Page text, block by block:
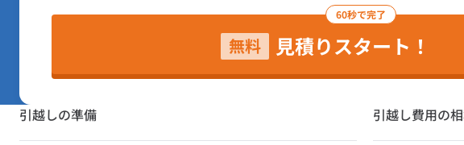
60秒で完了
無料 見積りスタート！
引越しの準備 引越し費用の